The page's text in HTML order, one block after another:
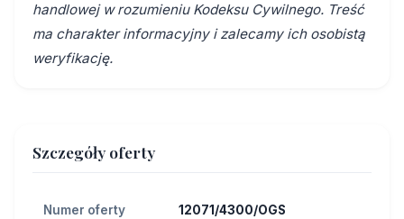
handlowej w rozumieniu Kodeksu Cywilnego. Treść
ma charakter informacyjny i zalecamy ich osobistą
weryfikację.
Szczegóły oferty
Numer oferty 12071/4300/OGS